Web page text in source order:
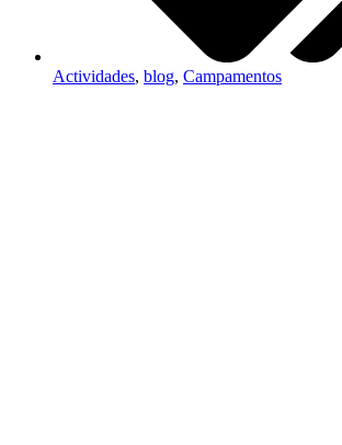
Actividades, blog, Campamentos